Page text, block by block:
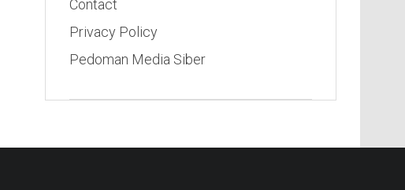
Contact
Privacy Policy
Pedoman Media Siber